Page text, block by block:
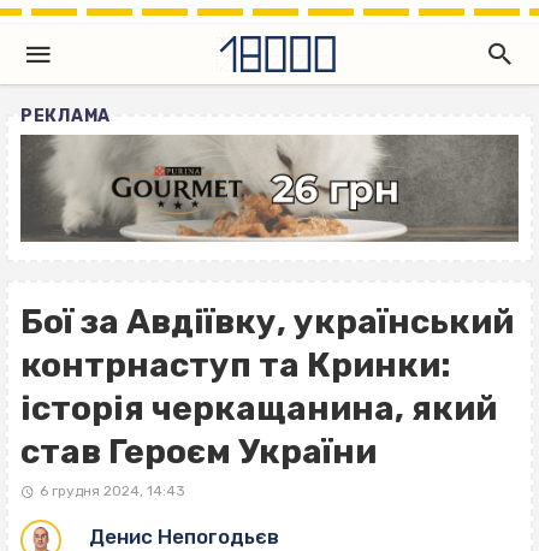
РЕКЛАМА
Бої за Авдіївку, український
контрнаступ та Кринки:
історія черкащанина, який
став Героєм України
6 грудня 2024, 14:43
Денис Непогодьєв